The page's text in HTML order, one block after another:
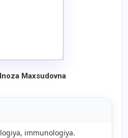
Maxsudovna
immunologiya.